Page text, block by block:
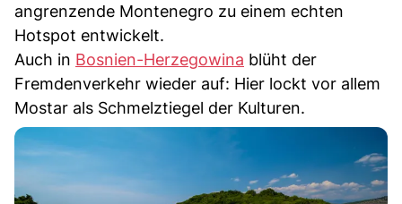
angrenzende Montenegro zu einem echten
Hotspot entwickelt.
Auch in Bosnien-Herzegowina blüht der
Fremdenverkehr wieder auf: Hier lockt vor allem
Mostar als Schmelztiegel der Kulturen.